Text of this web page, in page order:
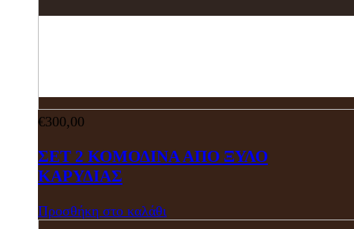
€300,00
ΣΕΤ 2 ΚΟΜΟΔΙΝΑ ΑΠΟ ΞΥΛΟ
ΚΑΡΥΔΙΑΣ
Προσθήκη στο καλάθι